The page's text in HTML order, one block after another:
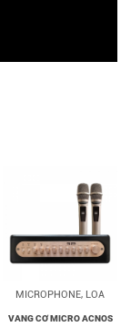
MICROPHONE, LOA
VANG CƠ MICRO ACNOS